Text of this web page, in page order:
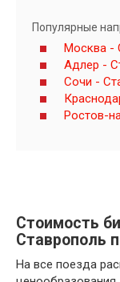
Популярные
Москва -
Адлер -
Сочи -
Ростов-
Стоимость
Ставрополь
На все поезда